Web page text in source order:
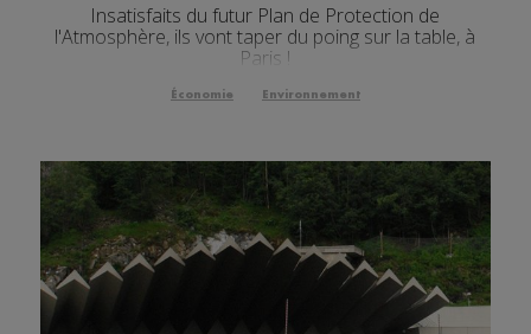
Insatisfaits du futur Plan de Protection de
l'Atmosphère, ils vont taper du poing sur la table, à
Paris !
Économie Environnement